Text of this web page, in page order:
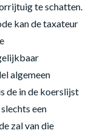
te schatten.
kan de taxateur
algemeen
de in de koerslijst
een
zal van die